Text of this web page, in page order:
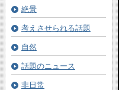
絶景
考えさせられる話題
自然
話題のニュース
非日常